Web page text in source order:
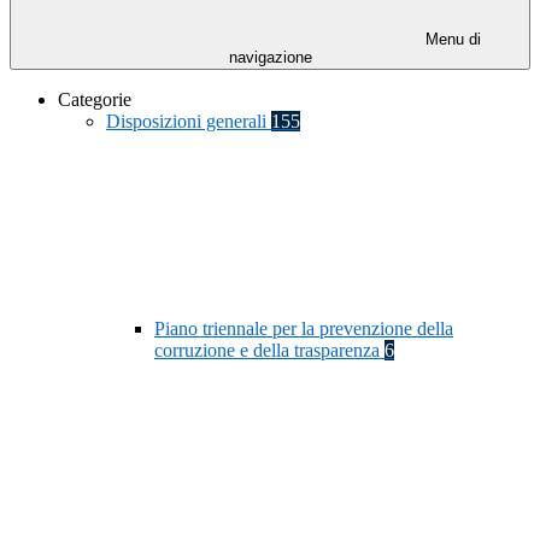
Menu di
navigazione
Categorie
Disposizioni generali 155
Piano triennale per la prevenzione della
corruzione e della trasparenza 6